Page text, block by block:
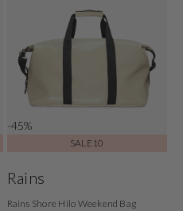
-45%
SALE10
Rains
Rains Shore Hilo Weekend Bag